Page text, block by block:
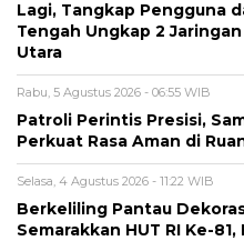
Lagi, Tangkap Pengguna
Tengah Ungkap 2
Utara
Rabu, 5 Agustus 2026 - 06:55 WIB
Patroli Perintis Presisi,
Perkuat Rasa Aman di
Selasa, 4 Agustus 2026 - 11:22 WIB
Berkeliling Pantau
Semarakkan HUT RI Ke-